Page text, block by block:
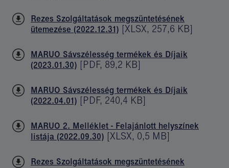
Rezes Szolgáltatások megszüntetésének
ütemezése (2022.12.31) [XLSX, 257,6 KB]
MARUO Sávszélesség termékek és Díjaik
(2023.01.30) [PDF, 89,2 KB]
MARUO Sávszélesség termékek és Díjaik
(2022.04.01) [PDF, 240,4 KB]
MARUO 2. Melléklet - Felajánlott helyszínek
listája (2022.09.30) [XLSX, 0,5 MB]
Rezes Szolgáltatások megszüntetésének